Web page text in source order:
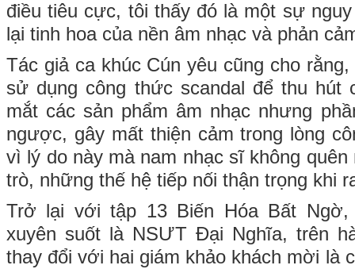
điều tiêu cực, tôi thấy đó là một sự
lại tinh hoa của nền âm nhạc và phản
Tác giả ca khúc Cún yêu cũng cho
sử dụng công thức scandal để thu hút
mắt các sản phẩm âm nhạc nhưng
ngược, gây mất thiện cảm trong lòng
vì lý do này mà nam nhạc sĩ không
trò, những thế hệ tiếp nối thận trọng khi
Trở lại với tập 13 Biến Hóa Bất Ngờ,
xuyên suốt là NSƯT Đại Nghĩa, trên
thay đổi với hai giám khảo khách mời là